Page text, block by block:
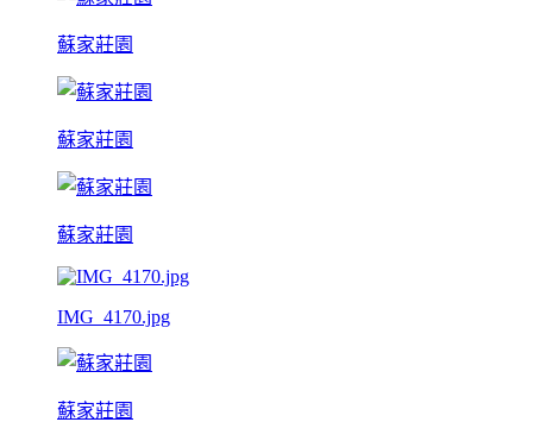
蘇家莊園
蘇家莊園
蘇家莊園
IMG_4170.jpg
蘇家莊園